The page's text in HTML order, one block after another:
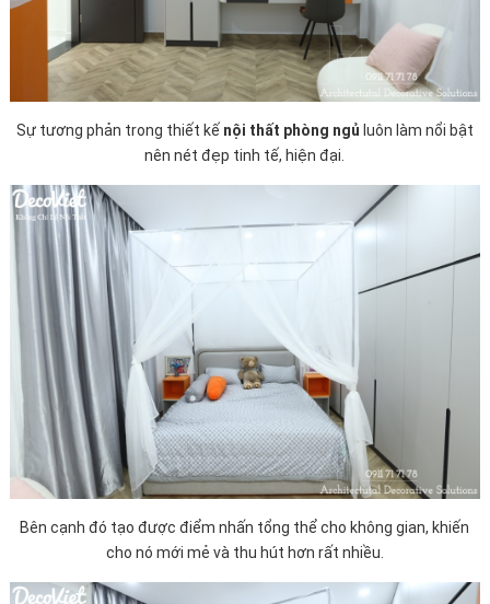
Sự tương phản trong thiết kế nội thất phòng ngủ luôn làm nổi bật
nên nét đẹp tinh tế, hiện đại.
Bên cạnh đó tạo được điểm nhấn tổng thể cho không gian, khiến
cho nó mới mẻ và thu hút hơn rất nhiều.